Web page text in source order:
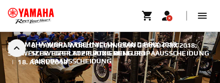
8. YAMAHA WORLD TECHNICIAN GRAND PRIX 2018:
SCHWEIZER TOPPLATZIERUNG BEI
EUROPAAUSSCHEIDUNG
8. YAMAHA WORLD TECHNICIAN GRAND PRIX 2018:
SCHWEIZER TOPPLATZIERUNG BEI EUROPAAUSSCHEIDUNG
| 18. APRIL 2018